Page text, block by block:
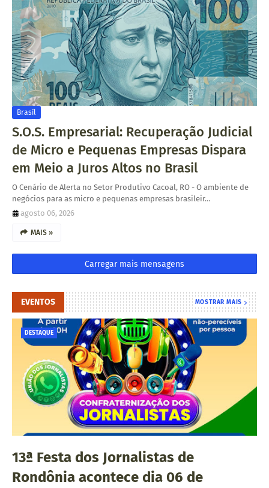
Brasíl
S.O.S. Empresarial: Recuperação Judicial
de Micro e Pequenas Empresas Dispara
em Meio a Juros Altos no Brasil
O Cenário de Alerta no Setor Produtivo Cacoal, RO - O ambiente de
negócios para as micro e pequenas empresas brasileir…
agosto 06, 2026
MAIS »
Carregar mais mensagens
EVENTOS MOSTRAR MAIS
DESTAQUE
13ª Festa dos Jornalistas de
Rondônia acontece dia 06 de